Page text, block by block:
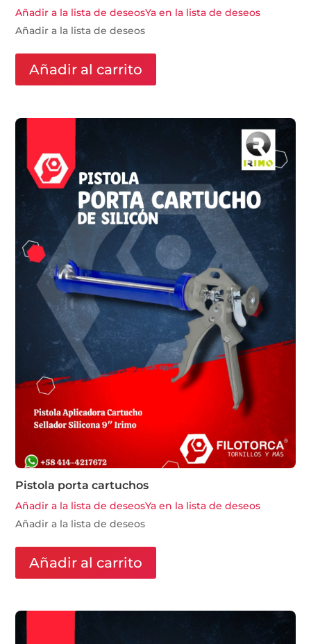
Añadir a la lista de deseosYa en la lista de deseos
Añadir a la lista de deseos
Añadir al carrito
Pistola porta cartuchos
Añadir a la lista de deseosYa en la lista de deseos
Añadir a la lista de deseos
Añadir al carrito